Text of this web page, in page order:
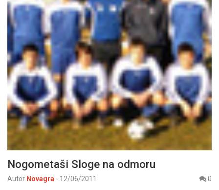
Nogometaši Sloge na odmoru
Autor Novagra - 12/06/2011
0